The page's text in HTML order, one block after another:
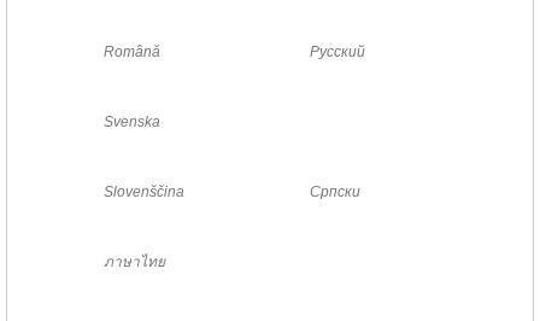
Română Русский
Svenska
Slovenščina Српски
ภาษาไทย